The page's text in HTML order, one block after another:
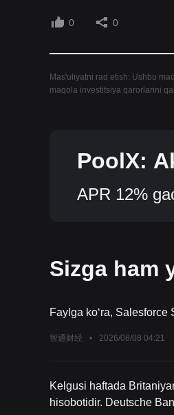
0 0
Mas'uliyatni rad etish: Ushbu
maqola investitsiya qarorlarini
PoolX:
enlar
APR 12%
Sizga ham
Faylga ko‘ra,
智通财经 • 2026/08/08 04:21
Kelgusi haftada
hisobotidir. Deutsche